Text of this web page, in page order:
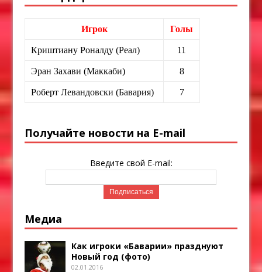
Игрок Голы
Криштиану Роналду (Реал) 11
Эран Захави (Маккаби) 8
Роберт Левандовски (Бавария) 7
Получайте новости на E-mail
Введите свой E-mail:
Медиа
Как игроки «Баварии» празднуют
Новый год (фото)
02.01.2016